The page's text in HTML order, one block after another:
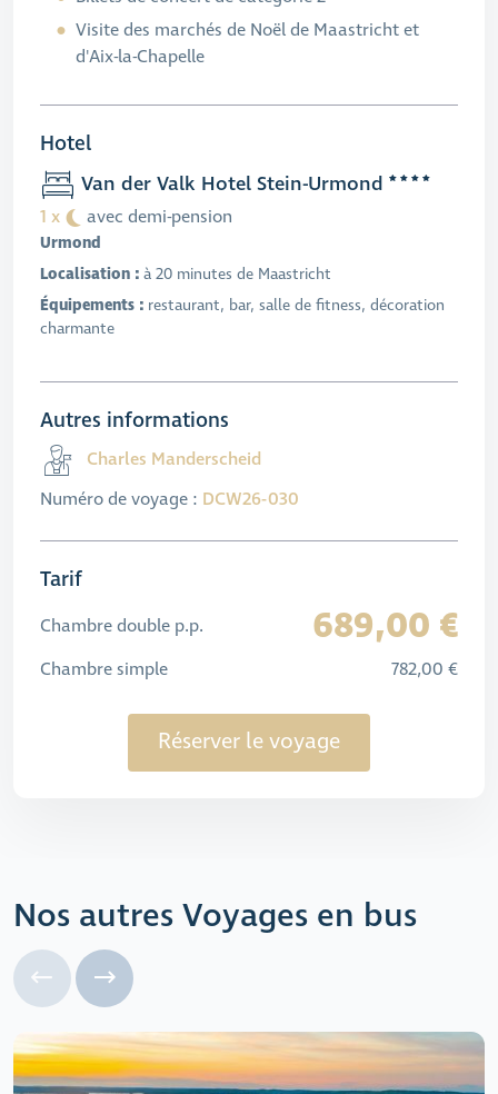
Visite des marchés de Noël de Maastricht et
d'Aix-la-Chapelle
Hotel
Van der Valk Hotel Stein-Urmond
1 x avec demi-pension
Urmond
Localisation : à 20 minutes de Maastricht
Équipements : restaurant, bar, salle de fitness, décoration
charmante
Autres informations
Charles Manderscheid
Numéro de voyage : DCW26-030
Tarif
Chambre double p.p. 689,00 €
Chambre simple 782,00 €
Réserver le voyage
Nos autres Voyages en bus